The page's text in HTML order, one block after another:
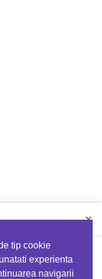
tip cookie
experienta
navigarii
×